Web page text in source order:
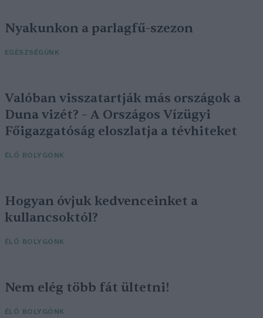
Nyakunkon a parlagfű-szezon
EGÉSZSÉGÜNK
Valóban visszatartják más országok a
Duna vizét? – A Országos Vízügyi
Főigazgatóság eloszlatja a tévhiteket
ÉLŐ BOLYGÓNK
Hogyan óvjuk kedvenceinket a
kullancsoktól?
ÉLŐ BOLYGÓNK
Nem elég több fát ültetni!
ÉLŐ BOLYGÓNK